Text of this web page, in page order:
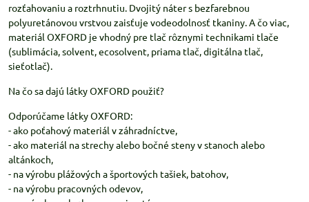
rozťahovaniu a roztrhnutiu. Dvojitý náter s bezfarebnou
polyuretánovou vrstvou zaisťuje vodeodolnosť tkaniny. A čo viac,
materiál OXFORD je vhodný pre tlač rôznymi technikami tlače
(sublimácia, solvent, ecosolvent, priama tlač, digitálna tlač,
sieťotlač).
Na čo sa dajú látky OXFORD použiť?
Odporúčame látky OXFORD:
- ako poťahový materiál v záhradníctve,
- ako materiál na strechy alebo bočné steny v stanoch alebo
altánkoch,
- na výrobu plážových a športových tašiek, batohov,
- na výrobu pracovných odevov,